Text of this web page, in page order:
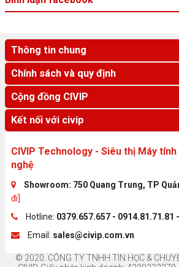
Thông tin chung
Chính sách và quy định
Cộng đồng CIVIP
Kết nối với civip
CIVIP Technology - Siêu thị Máy
nghệ
Showroom: 750 Quang Trung, TP
đi]
Hotline: 0379.657.657 - 0914.81.71.81
Email: sales@civip.com.vn
© 2020. CÔNG TY TNHH TIN HỌC &